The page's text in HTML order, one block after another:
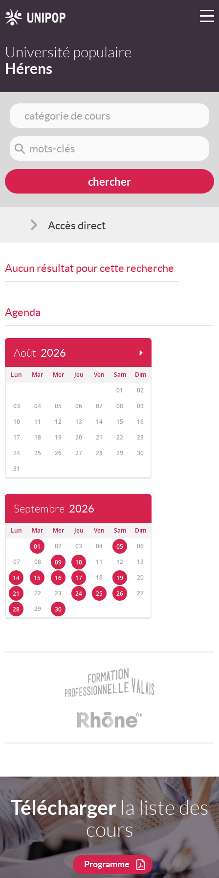
Université populaire
Hérens
Accès direct
Suggestions
Programme en PDF
Aucun résultat pour cette recherche
Agenda
Août 2026
Lun Mar Mer Jeu Ven Sam
Dim
01
02
03
04 05 06 07 08
09
10
11 12 13 14 15
16
17
18 19 20 21 22
23
24
25 26 27 28 29
30
31
Septembre 2026
Lun Mar Mer Jeu Ven Sam
Dim
01
02 03 04 05
06
07
08 09 10 11 12
13
14
15 16 17 18 19
20
21
22 23 24 25 26
27
28
29 30
Téléchargerla liste des
cours
Programme